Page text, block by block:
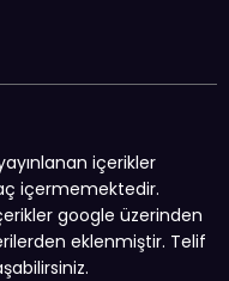
içerikler
içermemektedir.
google üzerinden
eklenmiştir. Telif